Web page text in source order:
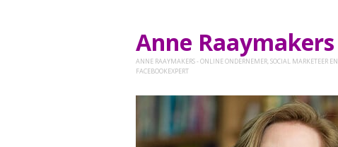
Anne Raaymakers
ANNE RAAYMAKERS - ONLINE ONDERNEMER, SOCIAL MARKETEER EN
FACEBOOKEXPERT